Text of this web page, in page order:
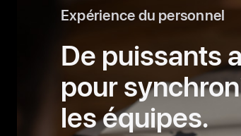
Expérience du personnel
De puissants
pour
les équipes.